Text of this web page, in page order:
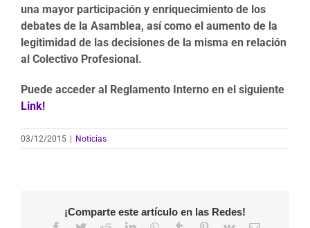
una mayor participación y enriquecimiento de los
debates de la Asamblea, así como el aumento de la
legitimidad de las decisiones de la misma en relación
al Colectivo Profesional.
Puede acceder al Reglamento Interno en el siguiente
Link!
03/12/2015 | Noticias
¡Comparte este artículo en las Redes!